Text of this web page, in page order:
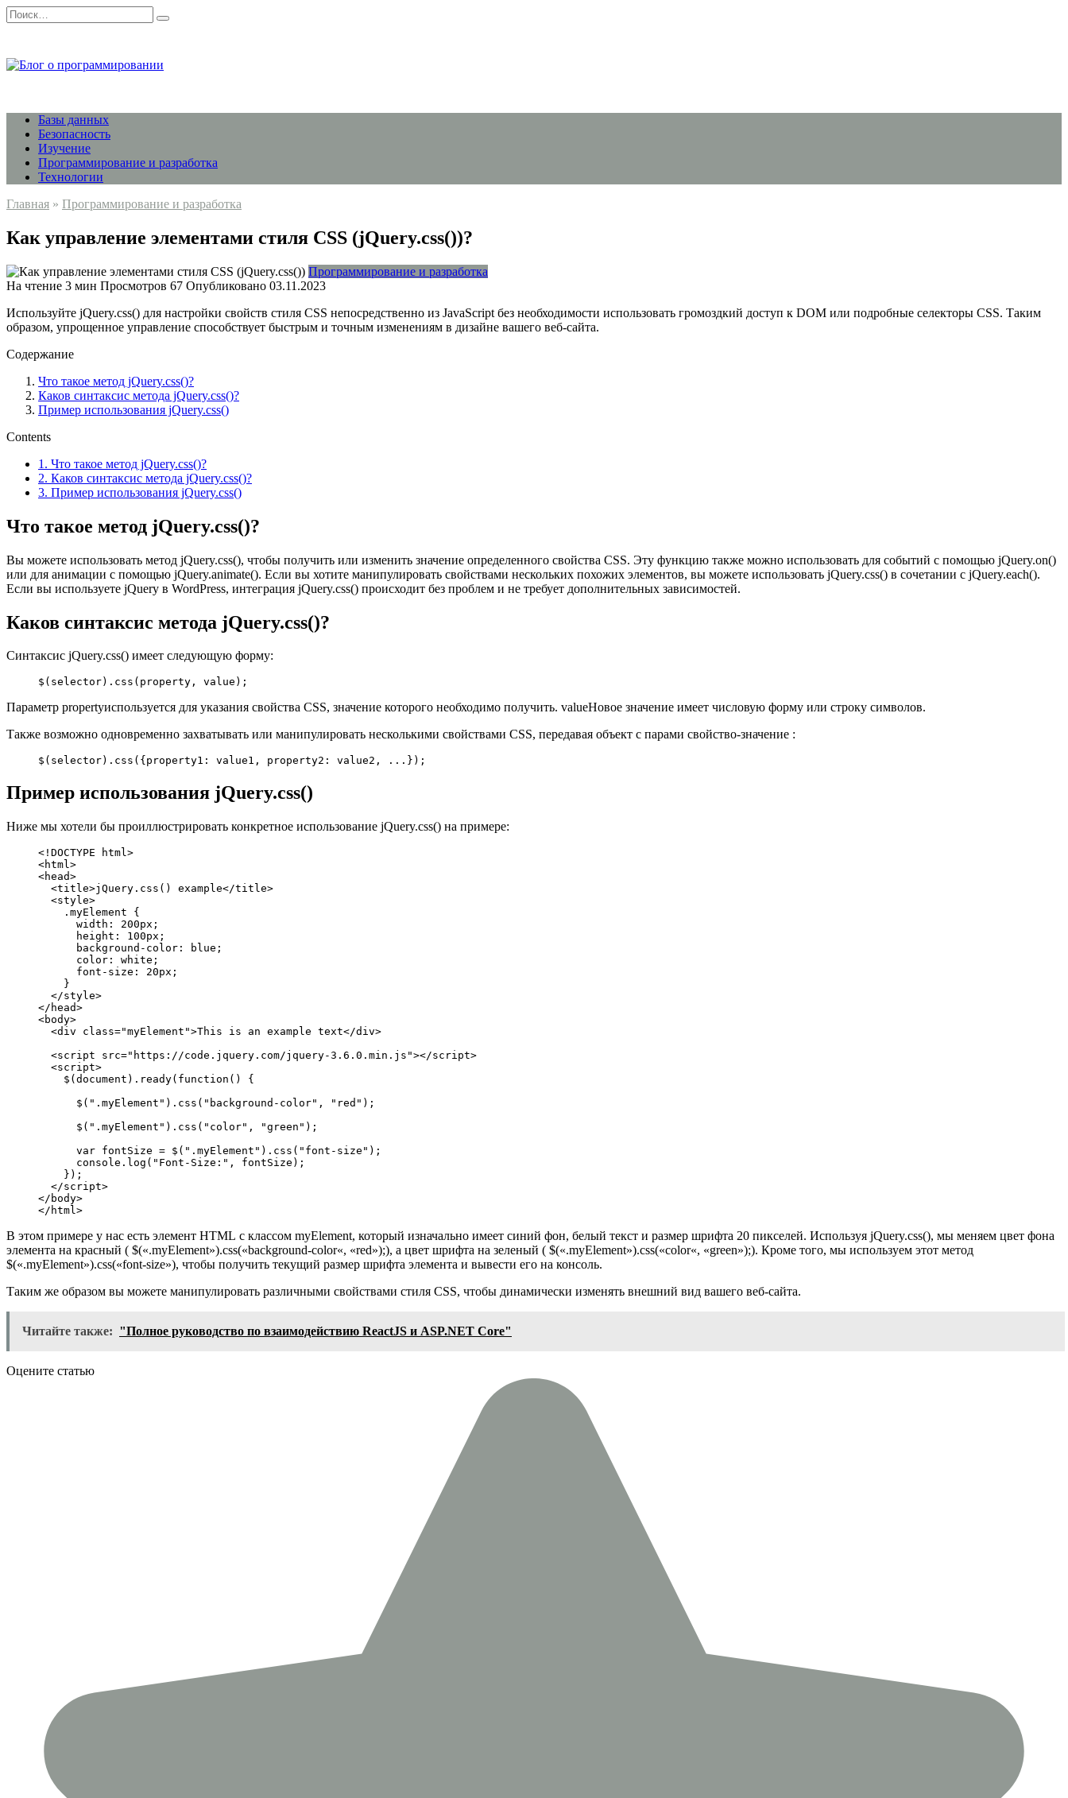
Перейти
к
Search
for:
Базы данных
Безопасность
Изучение
Программирование и разработка
Технологии
Главная » Программирование и разработка
Как управление элементами стиля CSS (jQuery.css())?
Программирование и разработка
На чтение 3 мин Просмотров 67 Опубликовано 03.11.2023
Используйте jQuery.css() для настройки свойств стиля CSS непосредственно из JavaScript без необходимости использовать громоздкий доступ к DOM или подробные селекторы CSS. Таким
образом, упрощенное управление способствует быстрым и точным изменениям в дизайне вашего веб-сайта.
Содержание
Что такое метод jQuery.css()?
Каков синтаксис метода jQuery.css()?
Пример использования jQuery.css()
Contents
1. Что такое метод jQuery.css()?
2. Каков синтаксис метода jQuery.css()?
3. Пример использования jQuery.css()
Что такое метод jQuery.css()?
Вы можете использовать метод jQuery.css(), чтобы получить или изменить значение определенного свойства CSS. Эту функцию также можно использовать для событий с помощью jQuery.on()
или для анимации с помощью jQuery.animate(). Если вы хотите манипулировать свойствами нескольких похожих элементов, вы можете использовать jQuery.css() в сочетании с jQuery.each().
Если вы используете jQuery в WordPress, интеграция jQuery.css() происходит без проблем и не требует дополнительных зависимостей.
Каков синтаксис метода jQuery.css()?
Синтаксис jQuery.css() имеет следующую форму:
$(selector).css(property, value);
Параметр propertyиспользуется для указания свойства CSS, значение которого необходимо получить. valueНовое значение имеет числовую форму или строку символов.
Также возможно одновременно захватывать или манипулировать несколькими свойствами CSS, передавая объект с парами свойство-значение :
$(selector).css({property1: value1, property2: value2, ...});
Пример использования jQuery.css()
Ниже мы хотели бы проиллюстрировать конкретное использование jQuery.css() на примере:
<!DOCTYPE html>
<html>
<head>
  <title>jQuery.css() example</title>
  <style>
    .myElement {
      width: 200px;
      height: 100px;
      background-color: blue;
      color: white;
      font-size: 20px;
    }
  </style>
</head>
<body>
  <div class="myElement">This is an example text</div>
  <script src="https://code.jquery.com/jquery-3.6.0.min.js"></script>
  <script>
    $(document).ready(function() {
      $(".myElement").css("background-color", "red");
      $(".myElement").css("color", "green");
      var fontSize = $(".myElement").css("font-size");
      console.log("Font-Size:", fontSize);
    });
  </script>
</body>
</html>
В этом примере у нас есть элемент HTML с классом myElement, который изначально имеет синий фон, белый текст и размер шрифта 20 пикселей. Используя jQuery.css(), мы меняем цвет фона
элемента на красный ( $(«.myElement»).css(«background-color«, «red»);), а цвет шрифта на зеленый ( $(«.myElement»).css(«color«, «green»);). Кроме того, мы используем этот метод
$(«.myElement»).css(«font-size»), чтобы получить текущий размер шрифта элемента и вывести его на консоль.
Таким же образом вы можете манипулировать различными свойствами стиля CSS, чтобы динамически изменять внешний вид вашего веб-сайта.
Читайте также: "Полное руководство по взаимодействию ReactJS и ASP.NET Core"
Оцените статью